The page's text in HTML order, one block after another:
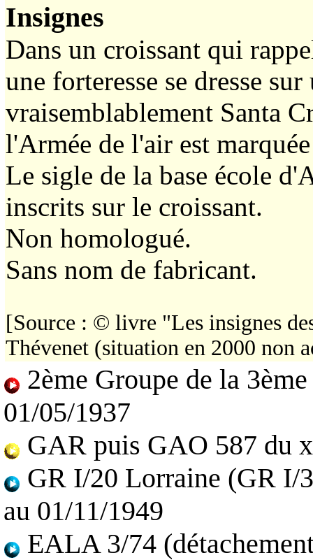
Insignes
Dans un croissant qui
une forteresse se dresse
vraisemblablement Santa
l'Armée de l'air est
Le sigle de la base école
inscrits sur le croissant.
Non homologué.
Sans nom de fabricant.
[Source : © livre "Les insignes
Thévenet (situation en 2000 non
2ème Groupe de la
01/05/1937
GAR puis GAO 587 du
GR I/20 Lorraine (GR I/
au 01/11/1949
EALA 3/74